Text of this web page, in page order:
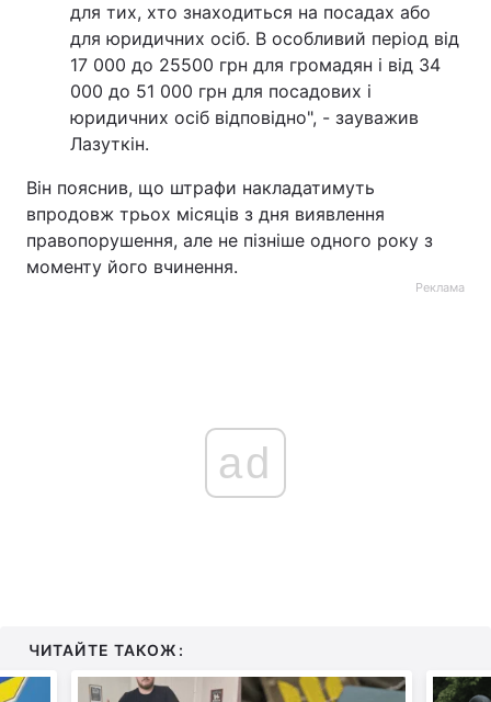
для тих, хто знаходиться на посадах або
для юридичних осіб. В особливий період від
17 000 до 25500 грн для громадян і від 34
000 до 51 000 грн для посадових і
юридичних осіб відповідно", - зауважив
Лазуткін.
Він пояснив, що штрафи накладатимуть
впродовж трьох місяців з дня виявлення
правопорушення, але не пізніше одного року з
моменту його вчинення.
Реклама
ad
ЧИТАЙТЕ ТАКОЖ: